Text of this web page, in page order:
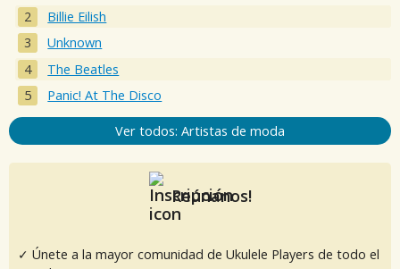
Billie Eilish
Unknown
The Beatles
Panic! At The Disco
Ver todos: Artistas de moda
Reúnanos!
✓ Únete a la mayor comunidad de Ukulele Players de todo el